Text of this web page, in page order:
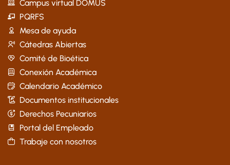
Campus virtual DOMUS
PQRFS
Mesa de ayuda
Cátedras Abiertas
Comité de Bioética
Conexión Académica
Calendario Académico
Documentos institucionales
Derechos Pecuniarios
Portal del Empleado
Trabaje con nosotros